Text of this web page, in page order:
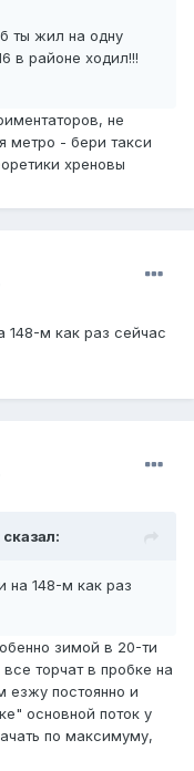
ты жил на одну
в районе ходил!!!
не
метро - бери такси
хреновы
148-м как раз сейчас
на 148-м как раз
зимой в 20-ти
торчат в пробке на
езжу постоянно и
основной поток у
по максимуму,